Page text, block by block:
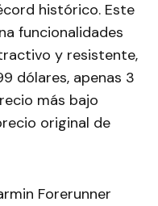
histórico. Este
funcionalidades
y resistente,
dólares, apenas 3
más bajo
original de
Forerunner